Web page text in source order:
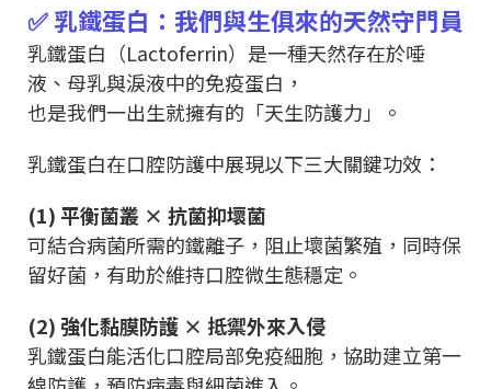
✅ 乳鐵蛋白：我們與生俱來的天然守門員
乳鐵蛋白（Lactoferrin）是一種天然存在於唾
液、母乳與淚液中的免疫蛋白，
也是我們一出生就擁有的「天生防護力」。
乳鐵蛋白在口腔防護中展現以下三大關鍵功效：
(1) 平衡菌叢 × 抗菌抑壞菌
可結合病菌所需的鐵離子，阻止壞菌繁殖，同時保
留好菌，有助於維持口腔微生態穩定。
(2) 強化黏膜防護 × 抵禦外來入侵
乳鐵蛋白能活化口腔局部免疫細胞，協助建立第一